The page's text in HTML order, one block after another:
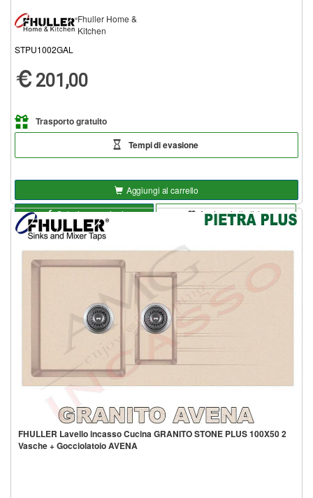
Fhuller Home &
Kitchen
STPU1002GAL
201,00
Trasporto gratuito
Tempi di evasione
Aggiungi al carrello
Seleziona opzioni
Aggiungi alla lista
FHULLER Lavello incasso Cucina GRANITO STONE PLUS 100X50 2
Vasche + Gocciolatoio AVENA